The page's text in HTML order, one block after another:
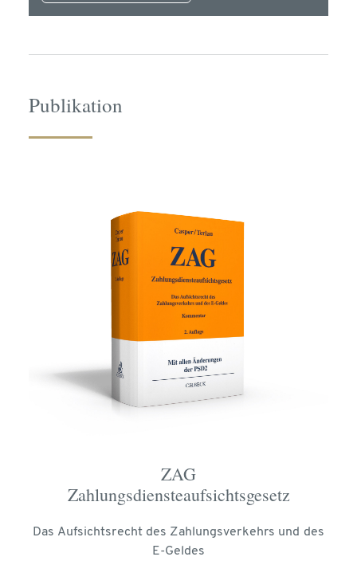
Publikation
ZAG
Zahlungsdiensteaufsichtsgesetz
Das Aufsichtsrecht des Zahlungsverkehrs und des
E-Geldes